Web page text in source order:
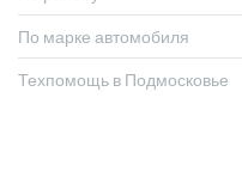
По марке автомобиля
Техпомощь в Подмосковье